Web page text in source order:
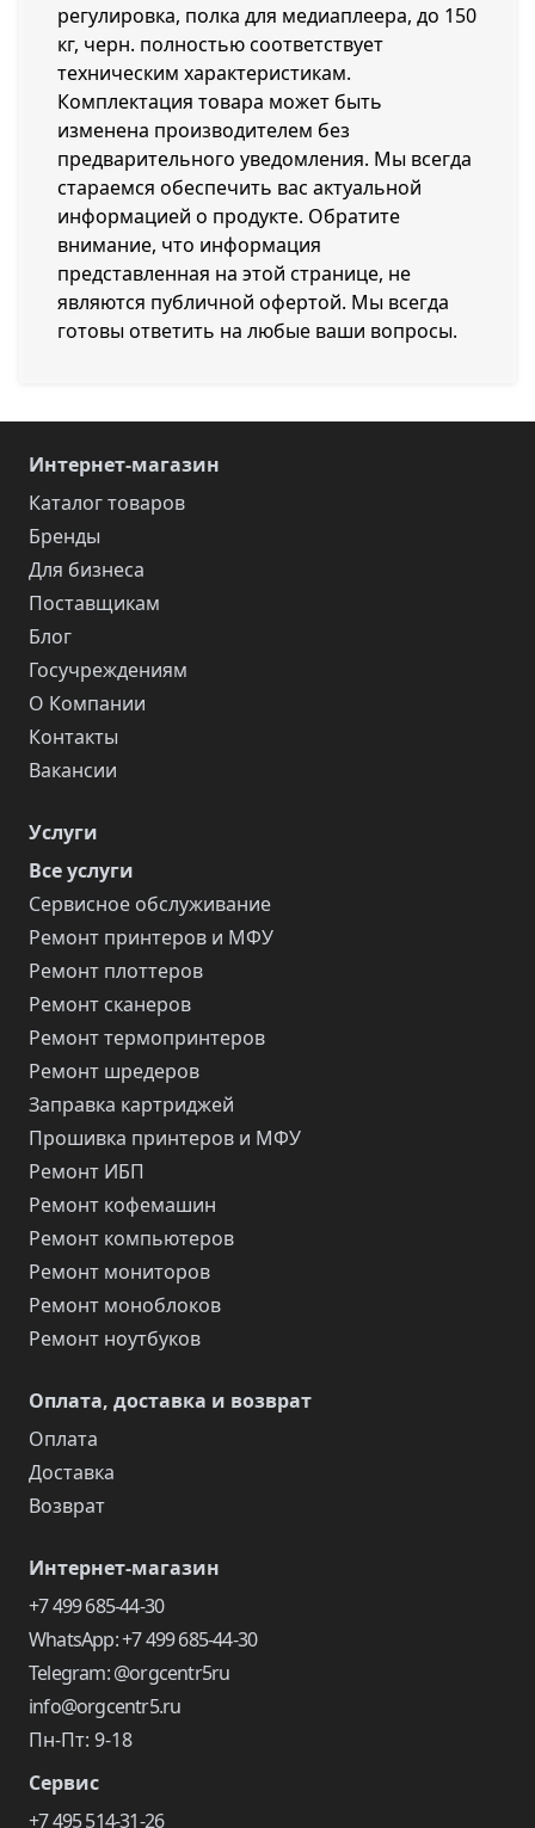
регулировка, полка для медиаплеера, до 150
кг, черн. полностью соответствует
техническим характеристикам.
Комплектация товара может быть
изменена производителем без
предварительного уведомления. Мы всегда
стараемся обеспечить вас актуальной
информацией о продукте. Обратите
внимание, что информация
представленная на этой странице, не
являются публичной офертой. Мы всегда
готовы ответить на любые ваши вопросы.
Интернет-магазин
Каталог товаров
Бренды
Для бизнеса
Поставщикам
Блог
Госучреждениям
О Компании
Контакты
Вакансии
Услуги
Все услуги
Сервисное обслуживание
Ремонт принтеров и МФУ
Ремонт плоттеров
Ремонт сканеров
Ремонт термопринтеров
Ремонт шредеров
Заправка картриджей
Прошивка принтеров и МФУ
Ремонт ИБП
Ремонт кофемашин
Ремонт компьютеров
Ремонт мониторов
Ремонт моноблоков
Ремонт ноутбуков
Оплата, доставка и возврат
Оплата
Доставка
Возврат
Интернет-магазин
+7 499 685-44-30
WhatsApp: +7 499 685-44-30
Telegram: @orgcentr5ru
info@orgcentr5.ru
Пн-Пт: 9-18
Сервис
+7 495 514-31-26